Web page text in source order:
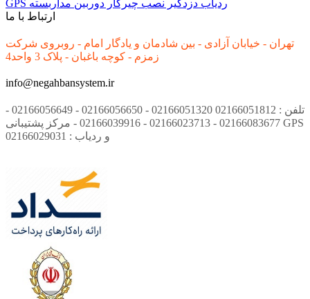
GPS ردیاب دزدگیر نصب چیرکار دوربین مداربسته
ارتباط با ما
تهران - خیابان آزادی - بین شادمان و یادگار امام - روبروی شرکت
زمزم - کوچه باغبان - پلاک 3 واحد4
info@negahbansystem.ir
تلفن : 02166051812 02166051320 - 02166056650 - 02166056649 -
02166083677 - 02166023713 - 02166039916 - مرکز پشتیبانی GPS
و ردیاب : 02166029031